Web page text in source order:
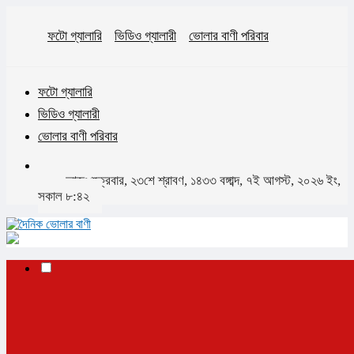
ফটো গ্যালারি ভিডিও গ্যালারী ভোলার বাণী পরিবার
ফটো গ্যালারি
ভিডিও গ্যালারী
ভোলার বাণী পরিবার
আজঃ শুক্রবার, ২৩শে শ্রাবণ, ১৪৩৩ বঙ্গাব্দ, ৭ই আগস্ট, ২০২৬ ইং,
সকাল ৮:৪২
✕